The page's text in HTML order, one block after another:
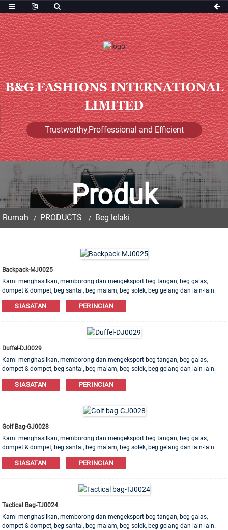
B&G FASHIONS INTERNATIONAL
LIMITED
Trustworthy,Proffessional and Efficient
Produk
Rumah PRODUCTS Beg lelaki
Backpack-MJ0025
Kami menghasilkan, memborong dan mengeksport beg tangan, beg galas,
dompet & dompet, beg santai, beg malam, beg solek, beg gelang dan lain-lain.
Bahan kulit, PU, ​​Kanvas, Nilon, Kapas ada. Pesanan OEM & ODM dialu-alukan!
SIASATAN PERINCIAN
Duffel-DJ0029
Kami menghasilkan, memborong dan mengeksport beg tangan, beg galas,
dompet & dompet, beg santai, beg malam, beg solek, beg gelang dan lain-lain.
Bahan kulit, PU, ​​Kanvas, Nilon, Kapas ada. Pesanan OEM & ODM dialu-alukan!
SIASATAN PERINCIAN
Golf Bag-GJ0028
Kami menghasilkan, memborong dan mengeksport beg tangan, beg galas,
dompet & dompet, beg santai, beg malam, beg solek, beg gelang dan lain-lain.
Bahan kulit, PU, ​​Kanvas, Nilon, Kapas ada. Pesanan OEM & ODM dialu-alukan!
SIASATAN PERINCIAN
Tactical Bag-TJ0024
Kami menghasilkan, memborong dan mengeksport beg tangan, beg galas,
dompet & dompet, beg santai, beg malam, beg solek, beg gelang dan lain-lain.